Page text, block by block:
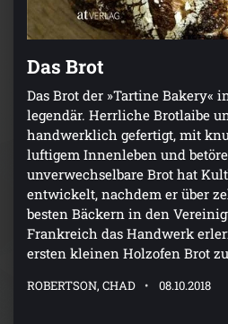
Das Brot
Das Brot der »Tartine Bakery«
legendär. Herrliche Brotlaibe
handwerklich gefertigt, mit
luftigem Innenleben und
unverwechselbare Brot hat
entwickelt, nachdem er über
besten Bäckern in den
Frankreich das Handwerk
ersten kleinen Holzofen Brot
ROBERTSON, CHAD 08.10.2018